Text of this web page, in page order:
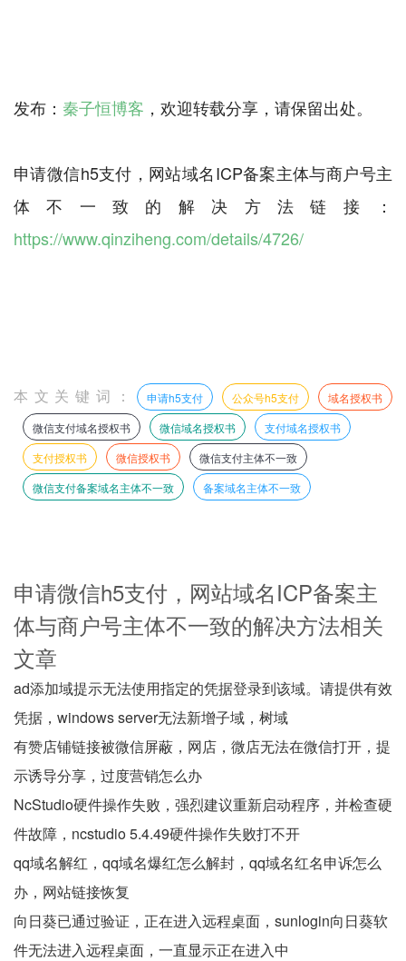
发布： 秦子恒博客 ，欢迎转载分享，请保留出处。
申请微信h5支付，网站域名ICP备案主体与商户号主
体不一致的解决方法链接：
https://www.qinziheng.com/details/4726/
本文关键词： 申请h5支付 公众号h5支付
域名授权书
微信支付域名授权书
微信域名授权书
支付域名授权书
支付授权书
微信授权书
微信支付主体不一致
微信支付备案域名主体不一致
备案域名主体不一致
申请微信h5支付，网站域名ICP备案主
体与商户号主体不一致的解决方法相关
文章
ad添加域提示无法使用指定的凭据登录到该域。请提供有效
凭据，windows server无法新增子域，树域
有赞店铺链接被微信屏蔽，网店，微店无法在微信打开，提
示诱导分享，过度营销怎么办
NcStudio硬件操作失败，强烈建议重新启动程序，并检查硬
件故障，ncstudio 5.4.49硬件操作失败打不开
qq域名解红，qq域名爆红怎么解封，qq域名红名申诉怎么
办，网站链接恢复
向日葵已通过验证，正在进入远程桌面，sunlogin向日葵软
件无法进入远程桌面，一直显示正在进入中